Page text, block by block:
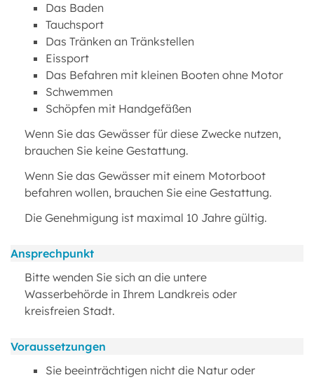
Das Baden
Tauchsport
Das Tränken an Tränkstellen
Eissport
Das Befahren mit kleinen Booten ohne Motor
Schwemmen
Schöpfen mit Handgefäßen
Wenn Sie das Gewässer für diese Zwecke nutzen,
brauchen Sie keine Gestattung.
Wenn Sie das Gewässer mit einem Motorboot
befahren wollen, brauchen Sie eine Gestattung.
Die Genehmigung ist maximal 10 Jahre gültig.
Ansprechpunkt
Bitte wenden Sie sich an die untere
Wasserbehörde in Ihrem Landkreis oder
kreisfreien Stadt.
Voraussetzungen
Sie beeinträchtigen nicht die Natur oder